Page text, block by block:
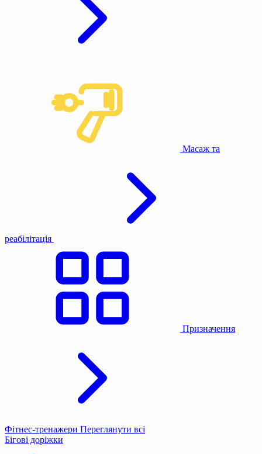
Масаж та
реабілітація
Призначення
Фітнес-тренажери Переглянути всі
Бігові доріжки